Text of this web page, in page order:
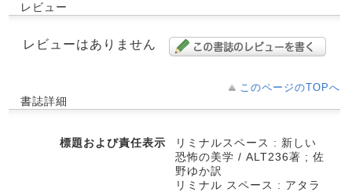
レビュー
レビューはありません
このページのTOPへ
書誌詳細
標題および責任表示
リミナルスペース : 新しい
恐怖の美学 / ALT236著 ; 佐
野ゆか訳
リミナル スペース : アタラ